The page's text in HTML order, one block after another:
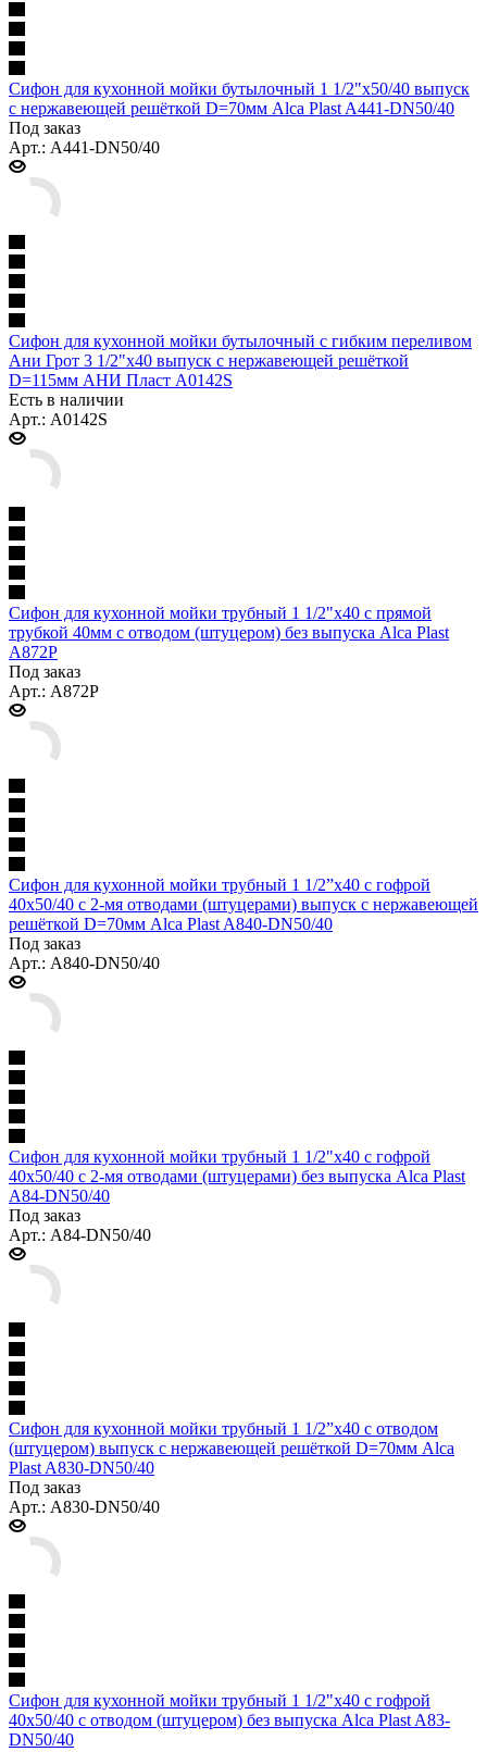
Сифон для кухонной мойки бутылочный 1 1/2"x50/40 выпуск
с нержавеющей решёткой D=70мм Alca Plast A441-DN50/40
Под заказ
Арт.: A441-DN50/40
Сифон для кухонной мойки бутылочный с гибким переливом
Ани Грот 3 1/2"x40 выпуск с нержавеющей решёткой
D=115мм АНИ Пласт A0142S
Есть в наличии
Арт.: A0142S
Сифон для кухонной мойки трубный 1 1/2"x40 с прямой
трубкой 40мм с отводом (штуцером) без выпуска Alca Plast
A872P
Под заказ
Арт.: A872P
Сифон для кухонной мойки трубный 1 1/2”x40 с гофрой
40x50/40 с 2-мя отводами (штуцерами) выпуск с нержавеющей
решёткой D=70мм Alca Plast A840-DN50/40
Под заказ
Арт.: A840-DN50/40
Сифон для кухонной мойки трубный 1 1/2"x40 с гофрой
40x50/40 с 2-мя отводами (штуцерами) без выпуска Alca Plast
A84-DN50/40
Под заказ
Арт.: A84-DN50/40
Сифон для кухонной мойки трубный 1 1/2”x40 с отводом
(штуцером) выпуск с нержавеющей решёткой D=70мм Alca
Plast A830-DN50/40
Под заказ
Арт.: A830-DN50/40
Сифон для кухонной мойки трубный 1 1/2"x40 с гофрой
40x50/40 с отводом (штуцером) без выпуска Alca Plast A83-
DN50/40